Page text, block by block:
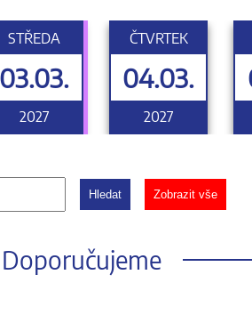
STŘEDA
03.03.
2027
ČTVRTEK
04.03.
2027
Hledat Zobrazit vše
Doporučujeme